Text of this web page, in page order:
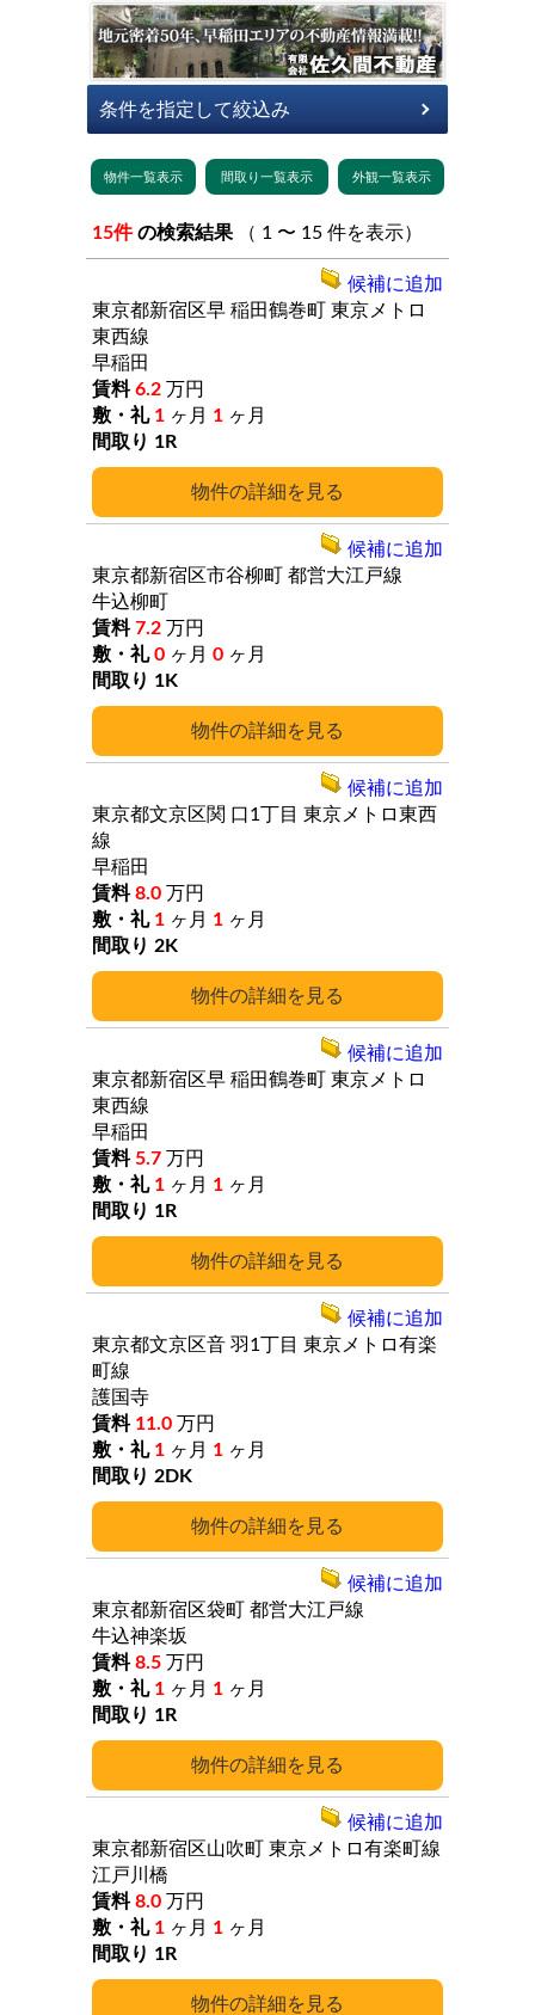
15件 の検索結果 （ 1 〜 15 件を表示）
詳細
東京都新宿区早 稲田鶴巻町 東京メトロ
東西線
早稲田
6.2 万円
1 ヶ月 1 ヶ月
1R
候補に追加
詳細
東京都新宿区市谷柳町 都営大江戸線
牛込柳町
7.2 万円
0 ヶ月 0 ヶ月
1K
候補に追加
詳細
東京都文京区関 口1丁目 東京メトロ東西
線
早稲田
8.0 万円
1 ヶ月 1 ヶ月
2K
候補に追加
詳細
東京都新宿区早 稲田鶴巻町 東京メトロ
東西線
早稲田
5.7 万円
1 ヶ月 1 ヶ月
1R
候補に追加
詳細
東京都文京区音 羽1丁目 東京メトロ有楽
町線
護国寺
11.0 万円
1 ヶ月 1 ヶ月
2DK
候補に追加
詳細
東京都新宿区袋町 都営大江戸線
牛込神楽坂
8.5 万円
1 ヶ月 1 ヶ月
1R
候補に追加
詳細
東京都新宿区山吹町 東京メトロ有楽町線
江戸川橋
8.0 万円
1 ヶ月 1 ヶ月
1R
候補に追加